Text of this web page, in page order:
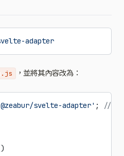
adapter
，並將其內容改為：
svelte-adapter' ; //